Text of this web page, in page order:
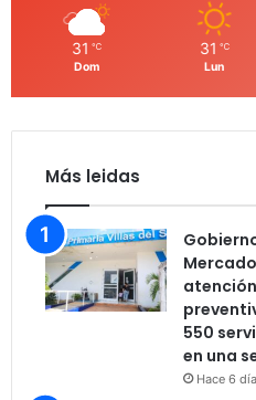
31 ℃
Dom
31 ℃
Lun
Más leidas
550
en una
Hace 6